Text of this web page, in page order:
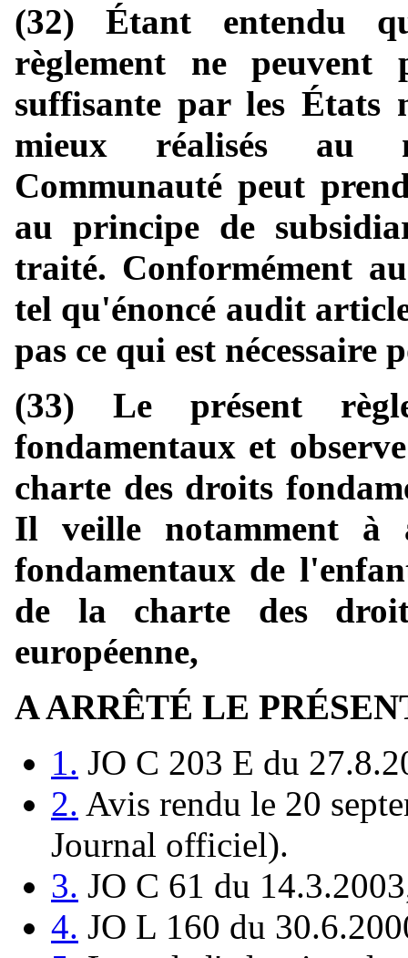
(32) Étant entendu
règlement ne peuvent
suffisante par les États
mieux réalisés au
Communauté peut
au principe de
traité. Conformément
tel qu'énoncé audit
pas ce qui est nécessaire
(33) Le présent
fondamentaux et
charte des droits
Il veille notamment à
fondamentaux de
de la charte des
européenne,
A ARRÊTÉ LE
1. JO C 203 E du
2. Avis rendu le 20
Journal officiel).
3. JO C 61 du
4. JO L 160 du